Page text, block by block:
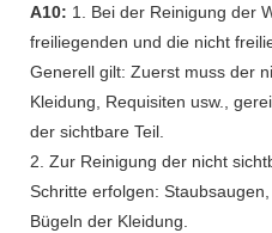
A10: 1. Bei der Reinigung der
freiliegenden und die nicht
Generell gilt: Zuerst muss der
Kleidung, Requisiten usw.,
der sichtbare Teil.
2. Zur Reinigung der nicht
Schritte erfolgen:
Bügeln der Kleidung.